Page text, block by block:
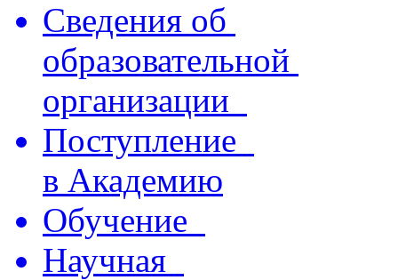
Сведения об
образовательной
организации
Поступление
в Академию
Обучение
Научная